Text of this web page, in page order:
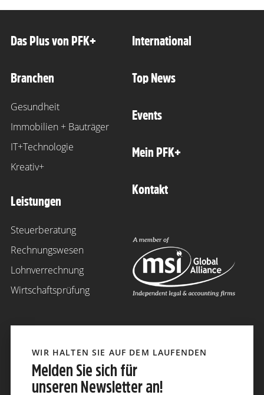
Das Plus von PFK+
Branchen
Gesundheit
Immobilien + Bauträger
IT+Technologie
Kreativ+
Leistungen
Steuerberatung
Rechnungswesen
Lohnverrechnung
Wirtschaftsprüfung
International
Top News
Events
Mein PFK+
Kontakt
WIR HALTEN SIE AUF DEM LAUFENDEN
Melden Sie sich für
unseren Newsletter an!